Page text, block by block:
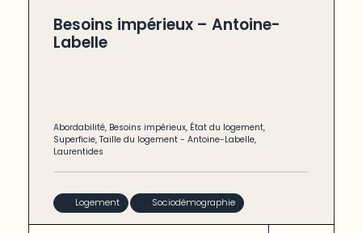
Besoins impérieux – Antoine-
Labelle
Abordabilité, Besoins impérieux, État du logement,
Superficie,Taille du logement -Antoine-Labelle,
Laurentides
Logement Sociodémographie